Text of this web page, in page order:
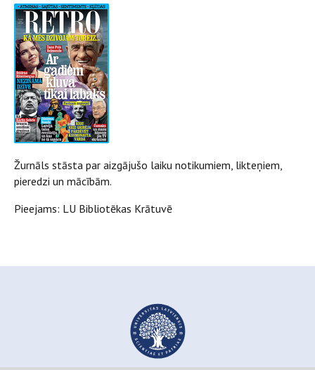
Žurnāls stāsta par aizgājušo laiku notikumiem, likteņiem,
pieredzi un mācībām.
Pieejams: LU Bibliotēkas Krātuvē